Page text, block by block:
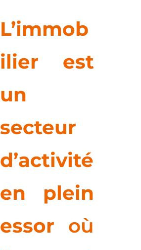
L’immob
ilier est
un
secteur
d’activité
en plein
essor où